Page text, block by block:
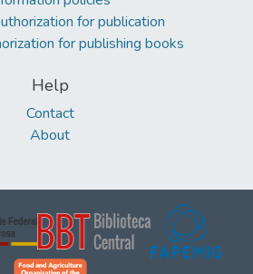
for publication
for publishing books
Help
Contact
About